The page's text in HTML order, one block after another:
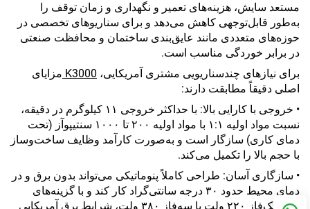
مستعد سایش، هزینه‌های تعمیر و نگهداری و زمان توقف را
به‌طور قابل‌توجهی کاهش می‌دهد و برای سناریوهای تخصصی در
حوزه‌های متعددی مانند عایق‌بندی ساختمان و محافظت صنعتی
در برابر خوردگی مناسب است.
برای نیازهای چندسناریویی مشتری آمریکایی، K3000 مزایای
اصلی دقیقاً مطابقت دارند:
• خروجی با کارایی بالا: با حداکثر خروجی ۱۱ کیلوگرم در دقیقه،
نسبت مواد اولیه ۱:۱ با مواد اولیه ۲۰۰ تا ۱۰۰۰ سنتیپوآز (تحت
دمای کاری) سازگار است و به‌صورت کارآمد وظایف ساخت‌وساز
با حجم بالا را تکمیل می‌کند.
• سازگاری آسان: طراحی کاملاً پنوماتیکی می‌تواند بدون برق و در
دمای محیط حدود ۳۰ درجه سانتی‌گراد کار کند و با گزینه‌های
ولتاژ تک‌فاز ۲۲۰ ولت یا سه‌فاز ۳۸۰ ولت، شرایط برق آمریکایی